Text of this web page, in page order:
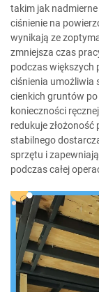
takim jak
ciśnienie na
wynikają ze
zmniejsza czas
podczas większych
ciśnienia umożliwia
cienkich gruntów
konieczności
redukuje
stabilnego
sprzętu i
podczas całej